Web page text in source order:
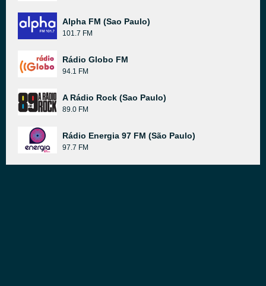
Alpha FM (Sao Paulo)
101.7 FM
Rádio Globo FM
94.1 FM
A Rádio Rock (Sao Paulo)
89.0 FM
Rádio Energia 97 FM (São Paulo)
97.7 FM